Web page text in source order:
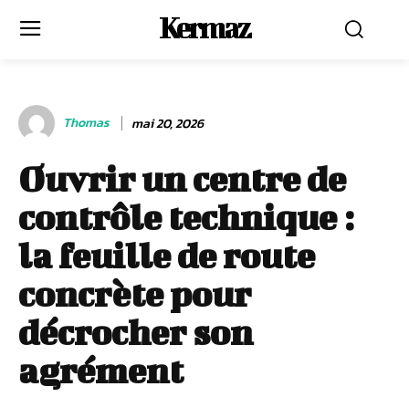
Kermaz
Thomas mai 20, 2026
Ouvrir un centre de
contrôle technique :
la feuille de route
concrète pour
décrocher son
agrément